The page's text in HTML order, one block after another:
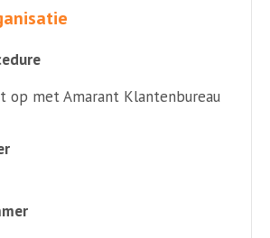
op met Amarant Klantenbureau